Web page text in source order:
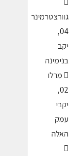
גוורצטרמינר
04,
יקב
בנימינה
 מרלו
02,
יקבי
עמק
האלה
